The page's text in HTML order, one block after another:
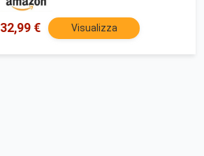
32,99 € Visualizza